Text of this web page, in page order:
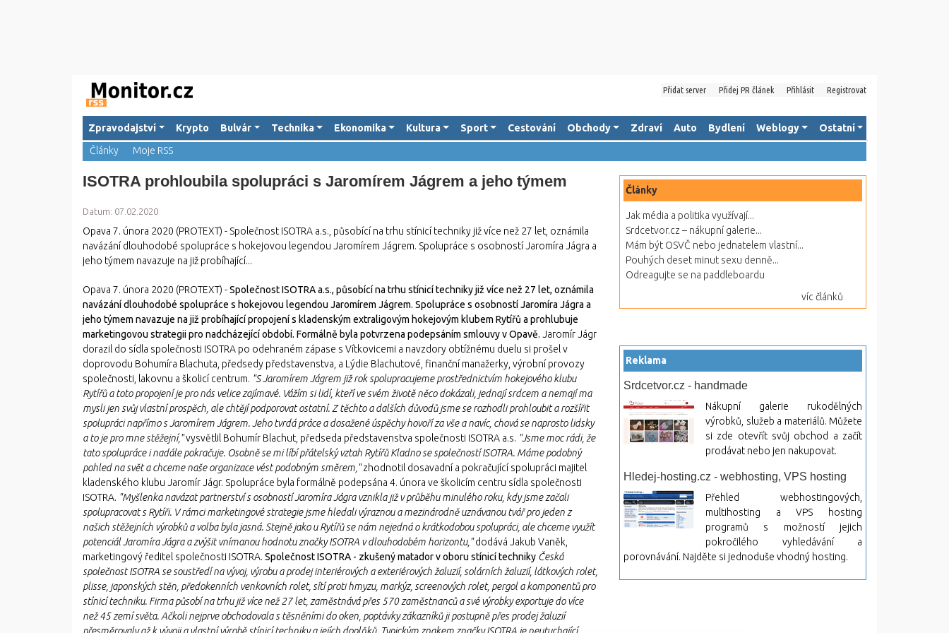
Přidat server Přidej PR článek Přihlásit Registrovat
Zpravodajství Krypto Bulvár Technika Ekonomika Kultura Sport Cestování Obchody Zdraví Auto Bydlení Weblogy
Ostatní
Články
Moje RSS
ISOTRA prohloubila spolupráci s Jaromírem Jágrem a jeho týmem
Datum: 07.02.2020
Opava 7. února 2020 (PROTEXT) - Společnost ISOTRA a.s., působící na trhu stínicí techniky již více než 27 let, oznámila
navázání dlouhodobé spolupráce s hokejovou legendou Jaromírem Jágrem. Spolupráce s osobností Jaromíra Jágra a
jeho týmem navazuje na již probíhající...
Opava 7. února 2020 (PROTEXT) -Společnost ISOTRA a.s., působící na trhu stínicí techniky již více než 27 let, oznámila
navázání dlouhodobé spolupráce s hokejovou legendou Jaromírem Jágrem. Spolupráce s osobností Jaromíra Jágra a
jeho týmem navazuje na již probíhající propojení s kladenským extraligovým hokejovým klubem Rytířů a prohlubuje
marketingovou strategii pro nadcházející období. Formálně byla potvrzena podepsáním smlouvy v Opavě. Jaromír Jágr
dorazil do sídla společnosti ISOTRA po odehraném zápase s Vítkovicemi a navzdory obtížnému duelu si prošel v
doprovodu Bohumíra Blachuta, předsedy představenstva, a Lýdie Blachutové, finanční manažerky, výrobní provozy
společnosti, lakovnu a školicí centrum. "S Jaromírem Jágrem již rok spolupracujeme prostřednictvím hokejového klubu
Rytířů a toto propojení je pro nás velice zajímavé. Vážím si lidí, kteří ve svém životě něco dokázali, jednají srdcem a nemají ma
mysli jen svůj vlastní prospěch, ale chtějí podporovat ostatní. Z těchto a dalších důvodů jsme se rozhodli prohloubit a rozšířit
spolupráci napřímo s Jaromírem Jágrem. Jeho tvrdá práce a dosažené úspěchy hovoří za vše a navíc, chová se naprosto lidsky
a to je pro mne stěžejní,"vysvětlil Bohumír Blachut, předseda představenstva společnosti ISOTRA a.s. "Jsme moc rádi, že
tato spolupráce i nadále pokračuje. Osobně se mi líbí přátelský vztah Rytířů Kladno se společností ISOTRA. Máme podobný
pohled na svět a chceme naše organizace vést podobným směrem,"zhodnotil dosavadní a pokračující spolupráci majitel
kladenského klubu Jaromír Jágr. Spolupráce byla formálně podepsána 4. února ve školicím centru sídla společnosti
ISOTRA. "Myšlenka navázat partnerství s osobností Jaromíra Jágra vznikla již v průběhu minulého roku, kdy jsme začali
spolupracovat s Rytíři. V rámci marketingové strategie jsme hledali výraznou a mezinárodně uznávanou tvář pro jeden z
našich stěžejních výrobků a volba byla jasná. Stejně jako u Rytířů se nám nejedná o krátkodobou spolupráci, ale chceme využít
potenciál Jaromíra Jágra a zvýšit vnímanou hodnotu značky ISOTRA v dlouhodobém horizontu,"dodává Jakub Vaněk,
marketingový ředitel společnosti ISOTRA. Společnost ISOTRA - zkušený matador v oboru stínicí techniky Česká
společnost ISOTRA se soustředí na vývoj, výrobu a prodej interiérových a exteriérových žaluzií, solárních žaluzií, látkových rolet,
plisse, japonských stěn, předokenních venkovních rolet, sítí proti hmyzu, markýz, screenových rolet, pergol a komponentů pro
stínicí techniku. Firma působí na trhu již více než 27 let, zaměstnává přes 570 zaměstnanců a své výrobky exportuje do více
než 45 zemí světa. Ačkoli nejprve obchodovala s těsněními do oken, poptávky zákazníků ji postupně přes prodej žaluzií
Články
Jak média a politika využívají...
Srdcetvor.cz – nákupní galerie...
Mám být OSVČ nebo jednatelem vlastní...
Pouhých deset minut sexu denně...
Odreagujte se na paddleboardu
víc článků
Reklama
Srdcetvor.cz - handmade
Nákupní galerie rukodělných
výrobků, služeb a materiálů. Můžete
si zde otevřít svůj obchod a začít
prodávat nebo jen nakupovat.
Hledej-hosting.cz - webhosting, VPS hosting
Přehled webhostingových,
multihosting a VPS hosting
programů s možností jejich
pokročilého vyhledávání a
porovnávání. Najděte si jednoduše vhodný hosting.